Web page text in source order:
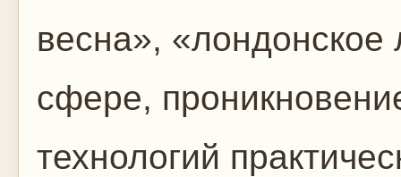
весна», «лондонское
сфере,
технологий